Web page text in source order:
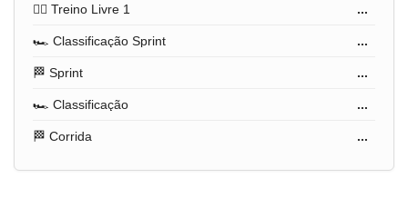
🏋️‍♂️ Treino Livre 1
...
🏎️ Classificação Sprint ...
🏁 Sprint ...
🏎️ Classificação ...
🏁 Corrida ...